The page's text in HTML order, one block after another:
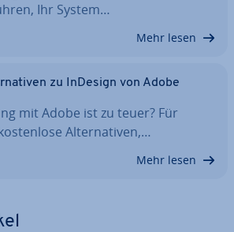
Ihr System…
Mehr lesen
zu InDesign von Adobe
mit Adobe ist zu teuer? Für
Al­ter­na­ti­ven,…
Mehr lesen